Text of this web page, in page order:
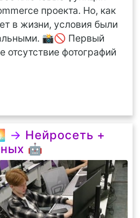
проекта. Но, как
в жизни, условия были
📸🚫 Первый
отсутствие фотографий
→ Нейросеть +
🤖